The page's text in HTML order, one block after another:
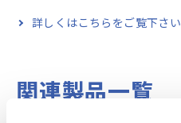
詳しくはこちらをご覧下さい
関連製品一覧